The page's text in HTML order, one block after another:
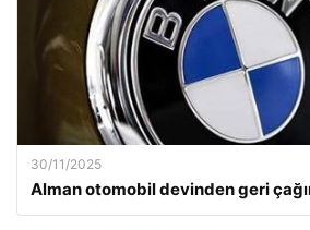
30/11/2025
Alman otomobil devinden geri